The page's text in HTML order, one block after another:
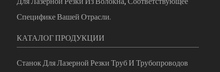
Специфике Вашей Отрасли.
КАТАЛОГ ПРОДУКЦИИ
Станок Для Лазерной Резки Труб И Трубопроводов